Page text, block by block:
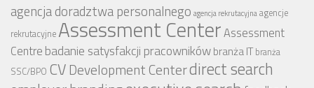
agencja doradztwa personalnego agencja rekrutacyjnaagencje
rekrutacyjne Assessment CenterAssessment
Centre badanie satysfakcji pracownikówbranża IT branża
SSC/BPO CV Development Centerdirect search